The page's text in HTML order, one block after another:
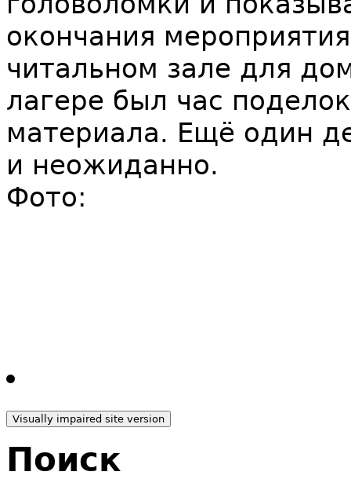
окончания
читальном зале для
лагере был час
материала. Ещё один
и неожиданно.
Фото:
Поиск